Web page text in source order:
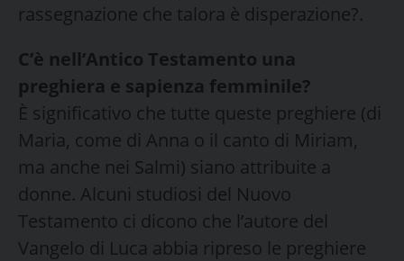
rassegnazione che talora è disperazione?.
C’è nell’Antico Testamento una
preghiera e sapienza femminile?
È significativo che tutte queste preghiere (di
Maria, come di Anna o il canto di Miriam,
ma anche nei Salmi) siano attribuite a
donne. Alcuni studiosi del Nuovo
Testamento ci dicono che l’autore del
Vangelo di Luca abbia ripreso le preghiere